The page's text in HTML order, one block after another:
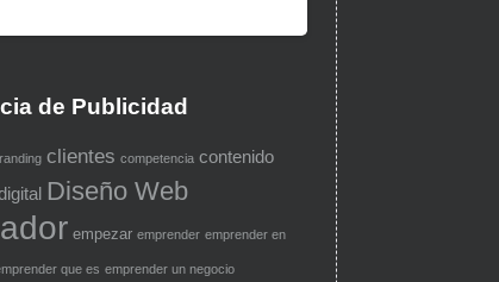
de Publicidad
clientes competencia contenido
Diseño Web
empezar emprender emprender en
que es emprender un negocio